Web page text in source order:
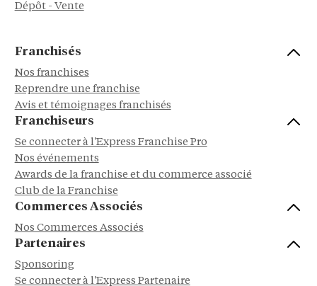
Dépôt - Vente
Franchisés
Nos franchises
Reprendre une franchise
Avis et témoignages franchisés
Franchiseurs
Se connecter à l'Express Franchise Pro
Nos événements
Awards de la franchise et du commerce associé
Club de la Franchise
Commerces Associés
Nos Commerces Associés
Partenaires
Sponsoring
Se connecter à l'Express Partenaire